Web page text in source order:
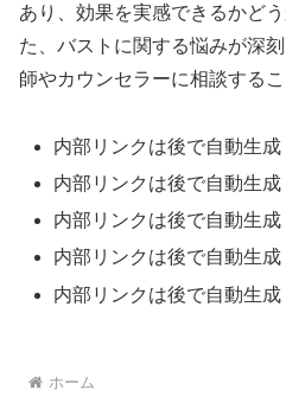
あり、効果を実感できるかど
た、バストに関する悩みが深
師やカウンセラーに相談する
内部リンクは後で自動生成
内部リンクは後で自動生成
内部リンクは後で自動生成
内部リンクは後で自動生成
内部リンクは後で自動生成
ホーム